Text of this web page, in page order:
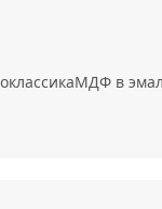
МДФ в